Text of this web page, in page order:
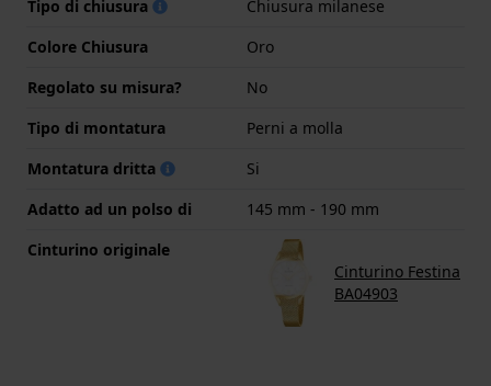
Tipo di chiusura
Chiusura milanese
Colore Chiusura
Oro
Regolato su misura?
No
Tipo di montatura
Perni a molla
Montatura dritta
Si
Adatto ad un polso di
145 mm - 190 mm
Cinturino originale
Cinturino Festina
BA04903